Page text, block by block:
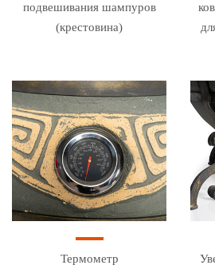
подвешивания шампуров
(крестовина)
Термометр